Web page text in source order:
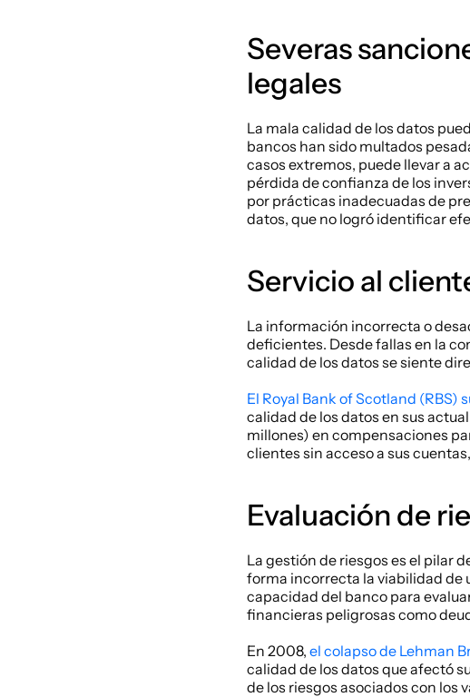
Severas
legales
La mala calidad de los datos
bancos han sido multados
casos extremos, puede llevar a
pérdida de confianza de los
por prácticas inadecuadas de
datos, que no logró identificar
Servicio al
La información incorrecta o
deficientes. Desde fallas en la
calidad de los datos se siente
El Royal Bank of Scotland (RBS)
calidad de los datos en sus
millones) en compensaciones
clientes sin acceso a sus
Evaluación de
La gestión de riesgos es el pilar
forma incorrecta la viabilidad de
capacidad del banco para
financieras peligrosas como
En 2008, el colapso de Lehman
calidad de los datos que afectó
de los riesgos asociados con los